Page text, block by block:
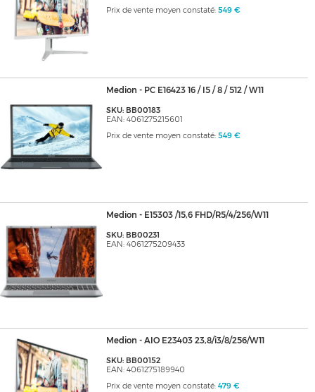
Prix de vente moyen constaté: 549 €
Medion - PC E16423 16 / I5 / 8 / 512 / W11
SKU: BB00183
EAN: 4061275215601
Prix de vente moyen constaté: 549 €
Medion - E15303 /15,6 FHD/R5/4/256/W11
SKU: BB00231
EAN: 4061275209433
Medion - AIO E23403 23,8/i3/8/256/W11
SKU: BB00152
EAN: 4061275189940
Prix de vente moyen constaté: 479 €